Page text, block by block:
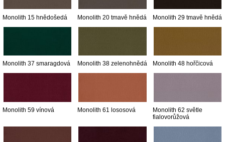
Monolith 15 hnědošedá Monolith 20 tmavě hnědá Monolith 29 tmavě hnědá
Monolith 37 smaragdová Monolith 38 zelenohnědá Monolith 48 hořčicová
Monolith 59 vínová Monolith 61 lososová
Monolith 62 světle
fialovorůžová